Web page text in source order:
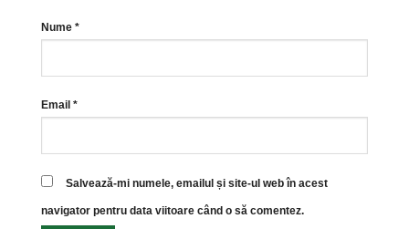
Nume *
Email *
Salvează-mi numele, emailul și site-ul web în acest
navigator pentru data viitoare când o să comentez.